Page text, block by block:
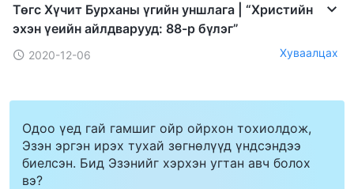
Төгс Хүчит Бурханы үгийн уншлага | “Христийн
эхэн үеийн айлдварууд: 88-р бүлэг”
2020-12-06 Хуваалцах
Одоо үед гай гамшиг ойр ойрхон тохиолдож,
Эзэн эргэн ирэх тухай зөгнөлүүд үндсэндээ
биелсэн. Бид Эзэнийг хэрхэн угтан авч болох
вэ?